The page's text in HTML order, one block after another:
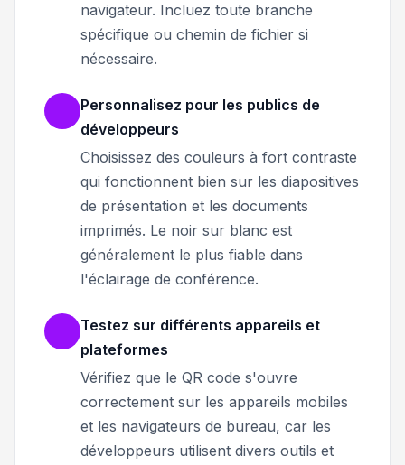
navigateur. Incluez toute branche
spécifique ou chemin de fichier si
nécessaire.
Personnalisez pour les publics de
développeurs
Choisissez des couleurs à fort contraste
qui fonctionnent bien sur les diapositives
de présentation et les documents
imprimés. Le noir sur blanc est
généralement le plus fiable dans
l'éclairage de conférence.
Testez sur différents appareils et
plateformes
Vérifiez que le QR code s'ouvre
correctement sur les appareils mobiles
et les navigateurs de bureau, car les
développeurs utilisent divers outils et